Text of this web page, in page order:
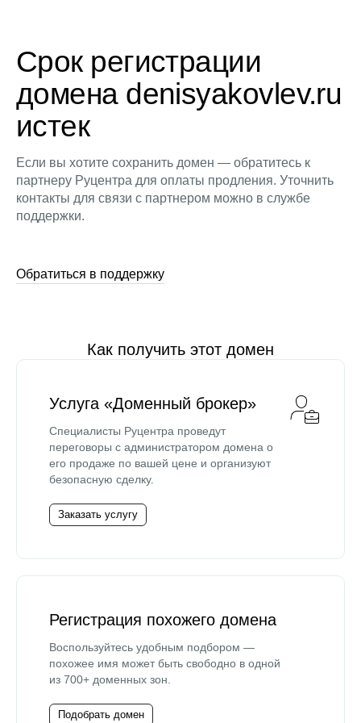
Срок регистрации
домена denisyakovlev.ru
истек
Если вы хотите сохранить домен — обратитесь к
партнеру Руцентра для оплаты продления. Уточнить
контакты для связи с партнером можно в службе
поддержки.
Обратиться в поддержку
Как получить этот домен
Услуга «Доменный брокер»
Специалисты Руцентра проведут
переговоры с администратором домена о
его продаже по вашей цене и организуют
безопасную сделку.
Заказать услугу
Регистрация похожего домена
Воспользуйтесь удобным подбором —
похожее имя может быть свободно в одной
из 700+ доменных зон.
Подобрать домен